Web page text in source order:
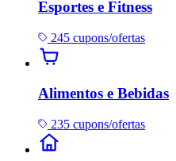
Esportes e Fitness
245 cupons/ofertas
Alimentos e Bebidas
235 cupons/ofertas